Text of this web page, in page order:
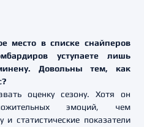
место в списке снайперов
уступаете лишь
Довольны тем, как
оценку сезону. Хотя он
эмоций, чем
статистические показатели